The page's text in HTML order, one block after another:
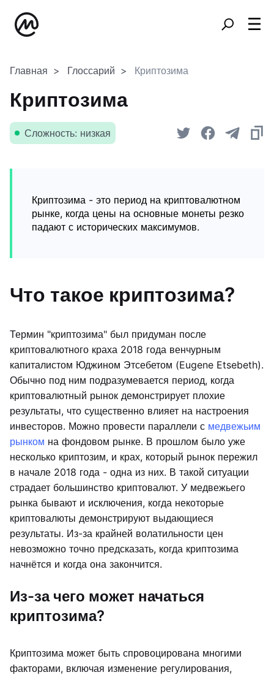
Главная Глоссарий Криптозима
Криптозима
Сложность: низкая
Криптозима - это период на криптовалютном
рынке, когда цены на основные монеты резко
падают с исторических максимумов.
Что такое криптозима?
Термин "криптозима" был придуман после
криптовалютного краха 2018 года венчурным
капиталистом Юджином Этсебетом (Eugene Etsebeth).
Обычно под ним подразумевается период, когда
криптовалютный рынок демонстрирует плохие
результаты, что существенно влияет на настроения
инвесторов. Можно провести параллели с медвежьим
рынком на фондовом рынке. В прошлом было уже
несколько криптозим, и крах, который рынок пережил
в начале 2018 года - одна из них. В такой ситуации
страдает большинство криптовалют. У медвежьего
рынка бывают и исключения, когда некоторые
криптовалюты демонстрируют выдающиеся
результаты. Из-за крайней волатильности цен
невозможно точно предсказать, когда криптозима
начнётся и когда она закончится.
Из-за чего может начаться
криптозима?
Криптозима может быть спровоцирована многими
факторами, включая изменение регулирования,